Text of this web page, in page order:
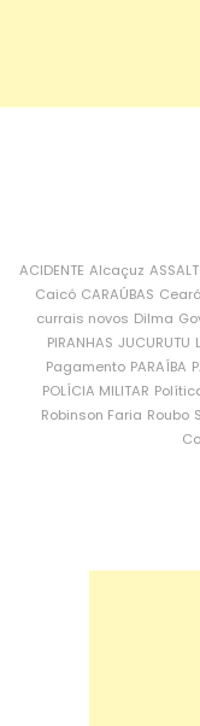
ACIDENTE Alcaçuz
Caicó CARAÚBAS Ceará
currais novos Dilma
PIRANHAS JUCURUTU
Pagamento PARAÍBA
POLÍCIA MILITAR
Robinson Faria Roubo